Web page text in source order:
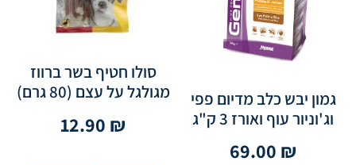
גמון יבש כלב מדיום פפי
וג'וניור עוף ואורז 3 ק"ג
69.00 ₪
סולו חטיף בשר ברווז
מגולגל על עצם (80 גרם)
12.90 ₪